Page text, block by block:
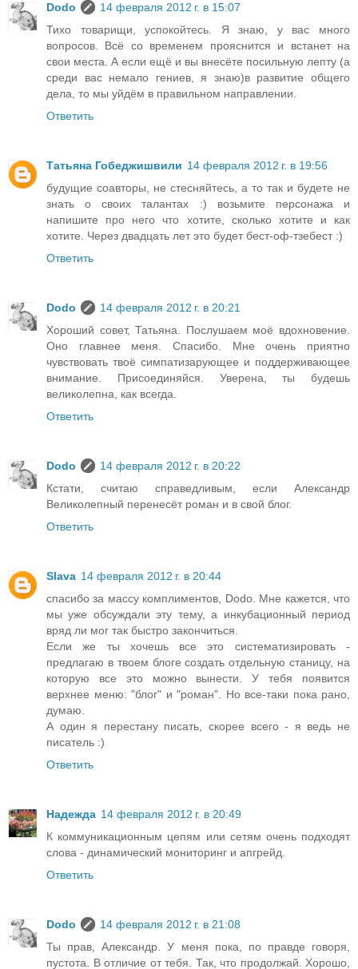
Dodo
14 февраля 2012 г. в 15:07
Тихо товарищи, успокойтесь. Я знаю, у вас много
вопросов. Всё со временем прояснится и встанет на
свои места. А если ещё и вы внесёте посильную лепту (а
среди вас немало гениев, я знаю)в развитие общего
дела, то мы уйдём в правильном направлении.
Ответить
Татьяна Гобеджишвили 14 февраля 2012 г. в 19:56
будущие соавторы, не стесняйтесь, а то так и будете не
знать о своих талантах :) возьмите персонажа и
напишите про него что хотите, сколько хотите и как
хотите. Через двадцать лет это будет бест-оф-тзебест :)
Ответить
Dodo
14 февраля 2012 г. в 20:21
Хороший совет, Татьяна. Послушаем моё вдохновение.
Оно главнее меня. Спасибо. Мне очень приятно
чувствовать твоё симпатизарующее и поддерживающее
внимание. Присоединяйся. Уверена, ты будешь
великолепна, как всегда.
Ответить
Dodo
14 февраля 2012 г. в 20:22
Кстати, считаю справедливым, если Александр
Великолепный перенесёт роман и в свой блог.
Ответить
Slava 14 февраля 2012 г. в 20:44
спасибо за массу комплиментов, Dodo. Мне кажется, что
мы уже обсуждали эту тему, а инкубационный период
вряд ли мог так быстро закончиться.
Если же ты хочешь все это систематизировать -
предлагаю в твоем блоге создать отдельную станицу, на
которую все это можно вынести. У тебя появится
верхнее меню: "блог" и "роман". Но все-таки пока рано,
думаю.
А один я перестану писать, скорее всего - я ведь не
писатель :)
Ответить
Надежда 14 февраля 2012 г. в 20:49
К коммуникационным цепям или сетям очень подходят
слова - динамический мониторинг и апгрейд.
Ответить
Dodo
14 февраля 2012 г. в 21:08
Ты прав, Александр. У меня пока, по правде говоря,
пустота. В отличие от тебя. Так, что продолжай. Хорошо,